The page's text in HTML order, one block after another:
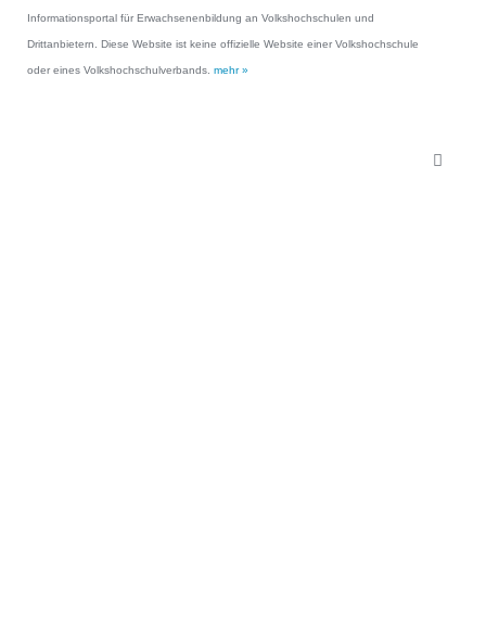
Informationsportal für Erwachsenenbildung an Volkshochschulen und
Drittanbietern. Diese Website ist keine offizielle Website einer Volkshochschule
oder eines Volkshochschulverbands. mehr »